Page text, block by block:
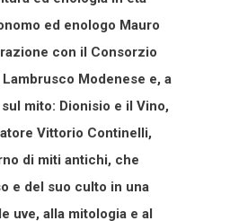
ed enologo Mauro
con il Consorzio
Modenese e, a
mito: Dionisio e il Vino,
Vittorio Continelli,
di miti antichi, che
e del suo culto in una
uve, alla mitologia e al